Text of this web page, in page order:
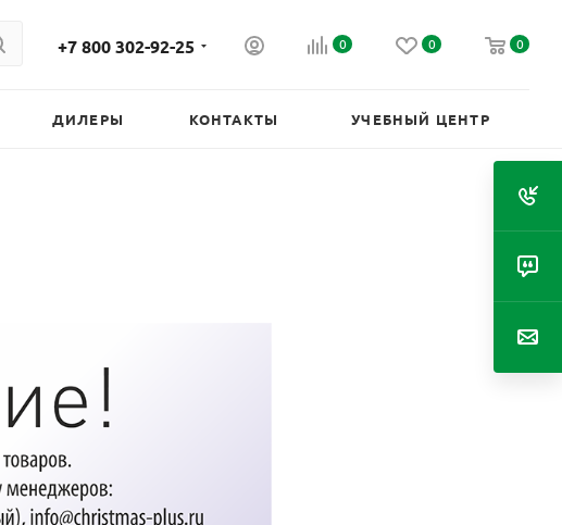
+7 800 302-92-25 0 0 0
ДИЛЕРЫ КОНТАКТЫ УЧЕБНЫЙ ЦЕНТР